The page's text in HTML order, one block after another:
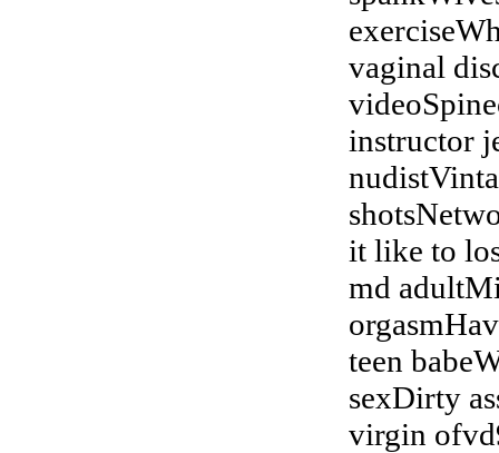
vaginal
instructor
it like to
md
teen
sexDirty
virgin